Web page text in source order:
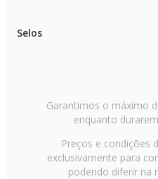
Selos
Garantimos o máximo
enquanto
Preços e condições
exclusivamente para
podendo diferir na